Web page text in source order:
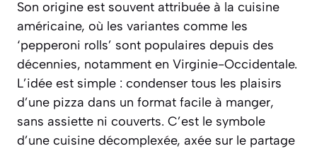
Son origine est souvent attribuée à la cuisine
américaine, où les variantes comme les
‘pepperoni rolls’ sont populaires depuis des
décennies, notamment en Virginie-Occidentale.
L’idée est simple : condenser tous les plaisirs
d’une pizza dans un format facile à manger,
sans assiette ni couverts. C’est le symbole
d’une cuisine décomplexée, axée sur le partage